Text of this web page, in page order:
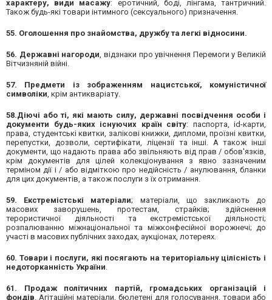
характеру, види масажу: еротичний, боді, лінгама, тантричний.
Також будь-які товари інтимного (сексуального) призначення.
55. Оголошення про знайомства, дружбу та легкі відносини.
56. Державні нагороди, відзнаки про увічнення Перемоги у Великій
Вітчизняній війні.
57. Предмети із зображенням нацистської, комуністичної
символіки, крім антикваріату.
58.Діючі або ті, які мають силу, державні посвідчення особи і
документи будь-яких існуючих країн світу: паспорта, id-карти,
права, студентські квитки, залікові книжки, дипломи, проїзні квитки,
перепустки, дозволи, сертифікати, ліцензії та інші. А також інші
документи, що надають права або звільняють від прав / обов'язків,
крім документів для цілей колекціонування з явно зазначеним
терміном дії і / або відміткою про недійсність / анулювання, бланки
для цих документів, а також послуги з їх отримання.
59. Екстремістські матеріали; матеріали, що закликають до
масових заворушень, протестам, страйків; здійснення
терористичної діяльності та екстремістської діяльності;
розпалюванню міжнаціональної та міжконфесійної ворожнечі; до
участі в масових публічних заходах, аукціонах, лотереях.
60. Товари і послуги, які посягають на територіальну цілісність і
недоторканність України.
61. Продаж політичних партій, громадських організацій і
фондів. Агітаційні матеріали, бюлетені для голосування, товари або